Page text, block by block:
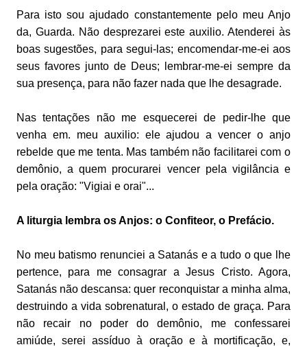
Para isto sou ajudado constantemente pelo meu Anjo
da, Guarda. Não desprezarei este auxilio. Atenderei às
boas sugestões, para segui-las; encomendar-me-ei aos
seus favores junto de Deus; lembrar-me-ei sempre da
sua presença, para não fazer nada que lhe desagrade.
Nas tentações não me esquecerei de pedir-lhe que
venha em. meu auxilio: ele ajudou a vencer o anjo
rebelde que me tenta. Mas também não facilitarei com o
demônio, a quem procurarei vencer pela vigilância e
pela oração: "Vigiai e orai"...
A liturgia lembra os Anjos: o Confiteor, o Prefácio.
No meu batismo renunciei a Satanás e a tudo o que lhe
pertence, para me consagrar a Jesus Cristo. Agora,
Satanás não descansa: quer reconquistar a minha alma,
destruindo a vida sobrenatural, o estado de graça. Para
não recair no poder do demônio, me confessarei
amiúde, serei assíduo à oração e à mortificação, e,